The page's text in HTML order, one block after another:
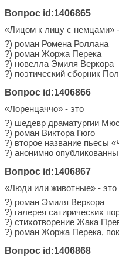
Вопрос id:1406865
«Лицом к лицу с немцами»
?) роман Ромена Роллана
?) роман Жоржа Перека
?) новелла Эмиля Веркора
?) поэтический сборник
Вопрос id:1406866
«Лоренцаччо» - это
?) шедевр драматургии
?) роман Виктора Гюго
?) второе название пьесы
?) анонимно
Вопрос id:1406867
«Люди или животные» - это
?) роман Эмиля Веркора
?) галерея сатирических
?) стихотворение Жака
?) роман Жоржа Перека,
Вопрос id:1406868